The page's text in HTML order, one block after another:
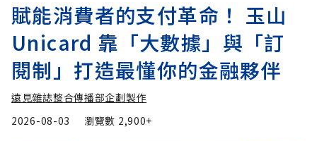
賦能消費者的支付革命！ 玉山
Unicard 靠「大數據」與「訂
閱制」打造最懂你的金融夥伴
遠見雜誌整合傳播部企劃製作
2026-08-03
瀏覽數 2,900+